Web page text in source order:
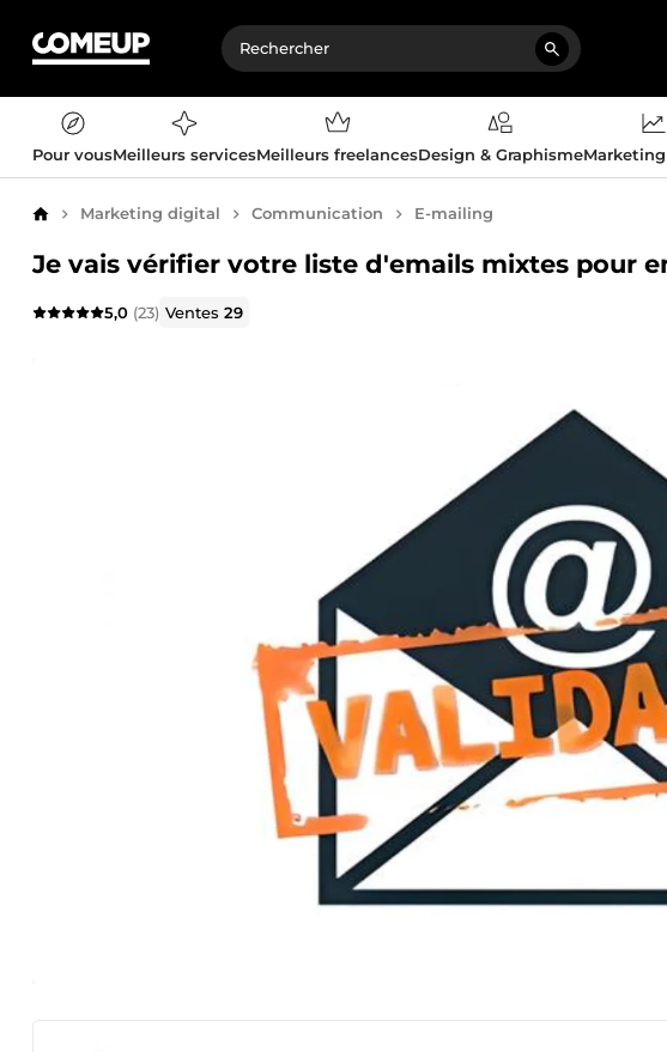
Pour vousMeilleurs servicesMeilleurs freelancesDesign & Graphisme
AccueilMarketing digital Communication E-mailing
Je vais vérifier votre liste d'emails mixtes pour
5,0 (23) Ventes29